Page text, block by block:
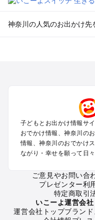
神奈川の人気のお出かけ先
小田原・熱海・湯河原・
町田・相模原・愛川・上
新横浜・港北エリア・日
川崎のプールお出かけ
海老名・厚木のプールお
箱根（湯本・強羅・小涌
秦野・南足柄・丹沢のプ
戸塚・港南・旭・瀬谷・
子どもとお出かけ情報サ
おでかけ情報、神奈川の
情報、神奈川のおでかけ
ながり・幸せを願って日
ご意見やお問い合
プレゼンター利
特定商取引
いこーよ運営会
運営会社トップブラン